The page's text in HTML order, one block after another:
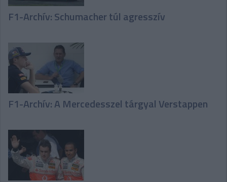
F1-Archív: Schumacher túl agresszív
F1-Archív: A Mercedesszel tárgyal Verstappen